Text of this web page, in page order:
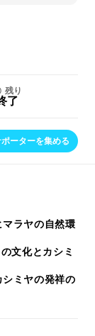
残り
了
ーターを集める
ラヤの自然環
文化とカシミ
シミヤの発祥の